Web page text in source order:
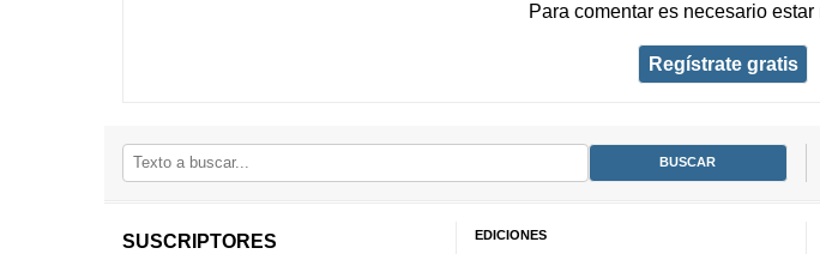
Para comentar es necesario estar
Regístrate gratis
SUSCRIPTORES
EDICIONES